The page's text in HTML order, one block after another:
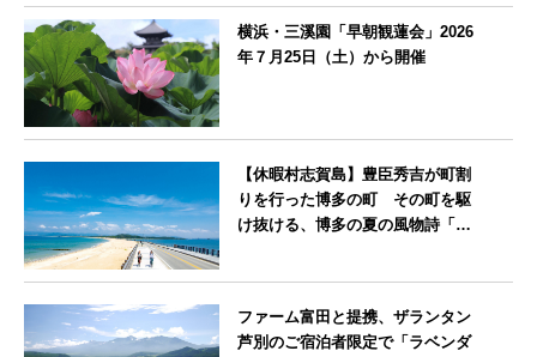
横浜・三溪園「早朝観蓮会」2026
年７月25日（土）から開催
【休暇村志賀島】豊臣秀吉が町割
りを行った博多の町 その町を駆
け抜ける、博多の夏の風物詩「博
ファーム富田と提携、ザランタン
芦別のご宿泊者限定で「ラベンダ